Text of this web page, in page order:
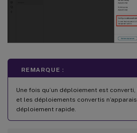
REMARQUE :
Une fois qu’un déploiement est
et les déploiements convertis
déploiement rapide.